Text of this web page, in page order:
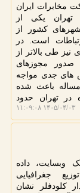
مخابرات ایران
تهران یکی از
کشور از
است. در
نیز طی بالاتر از
مجوزهای
های جدی مواجه
باعث شده
در تهران حدود
۱۴۰۵/۰۴/۰۳ ۱۱:۰۹:۰۸
وبسایت، داده
جغرافیایی
کلودفلر نشان